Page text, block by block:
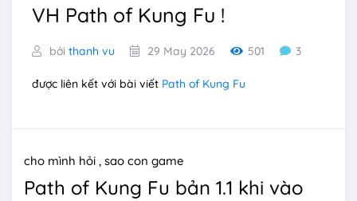
VH Path of Kung Fu !
bởi thanh vu 29 May 2026 501 3
được liên kết với bài viết Path of Kung Fu
cho mình hỏi , sao con game
Path of Kung Fu bản 1.1 khi vào